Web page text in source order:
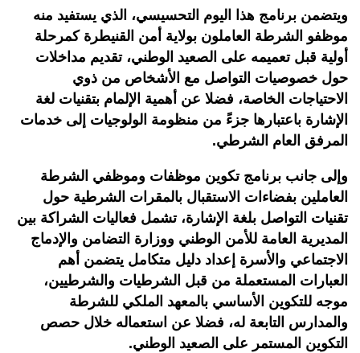
ويتضمن برنامج هذا اليوم التحسيسي، الذي يستفيد منه
موظفو الشرطة العاملون بولاية أمن القنيطرة كمرحلة
أولية قبل تعميمه على الصعيد الوطني، تقديم مداخلات
حول خصوصيات التواصل مع الأشخاص من ذوي
الاحتياجات الخاصة، فضلا عن أهمية الإلمام بتقنيات لغة
الإشارة باعتبارها جزءً من منظومة الولوجيات إلى خدمات
المرفق العام الشرطي.
وإلى جانب برنامج تكوين موظفات وموظفي الشرطة
العاملين بفضاءات الاستقبال بالمقرات الشرطية حول
تقنيات التواصل بلغة الإشارة، تشمل فعاليات الشراكة بين
المديرية العامة للأمن الوطني ووزارة التضامن والإدماج
الاجتماعي والأسرة إعداد دليل متكامل يتضمن أهم
العبارات المستعملة من قبل الشرطيات والشرطيين،
موجه للتكوين الأساسي بالمعهد الملكي للشرطة
والمدارس التابعة له، فضلا عن استعماله خلال حصص
التكوين المستمر على الصعيد الوطني.